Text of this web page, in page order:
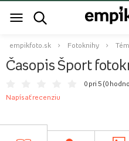
empikfoto.sk Fotoknihy
Časopis Šport
0 pri 5 (0
Napísať recenziu